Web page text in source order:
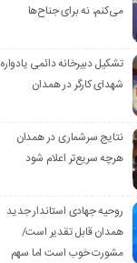
می‌کنم، نه برای جناح‌ها
تشکیل دبیرخانه دائمی یادواره
شهدای کارگر در همدان
نتایج سرشماری در همدان
هرچه سریع‌تر اعلام شود
روحیه جهادی استاندار جدید
همدان قابل تقدیر است/
مشورت خوب است اما سهم